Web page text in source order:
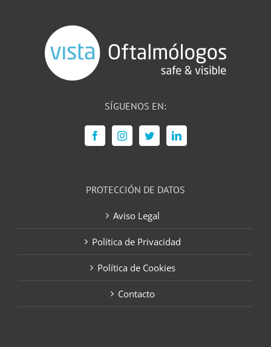
SÍGUENOS EN:
PROTECCIÓN DE DATOS
Aviso Legal
Política de Privacidad
Política de Cookies
Contacto